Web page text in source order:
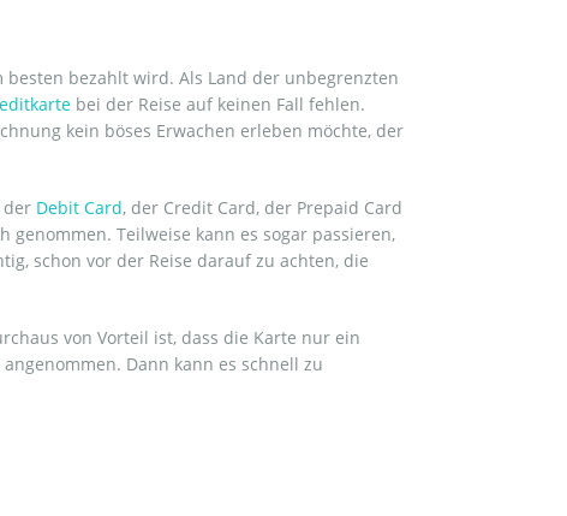
bezahlt wird. Als Land der unbegrenzten
bei der Reise auf keinen Fall fehlen.
kein böses Erwachen erleben möchte, der
der Debit Card, der Credit Card, der Prepaid Card
genommen. Teilweise kann es sogar passieren,
schon vor der Reise darauf zu achten, die
von Vorteil ist, dass die Karte nur ein
Dann kann es schnell zu